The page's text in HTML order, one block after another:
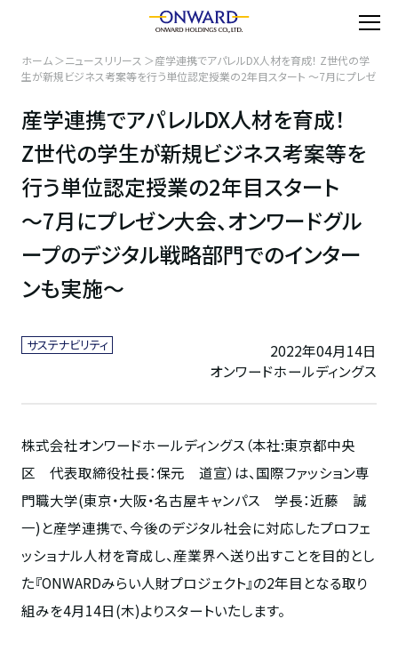
ホーム ニュースリリース
産学連携でアパレルDX人材を育成！ Z世代の学
生が新規ビジネス考案等を行う単位認定授業の2年目スタート 〜7月にプレゼ
産学連携でアパレルDX人材を育成！
Z世代の学生が新規ビジネス考案等を
行う単位認定授業の2年目スタート
〜7月にプレゼン大会、オンワードグル
ープのデジタル戦略部門でのインター
ンも実施〜
サステナビリティ
2022年04月14日
オンワードホールディングス
株式会社オンワードホールディングス（本社:東京都中央
区 代表取締役社長：保元 道宣）は、国際ファッション専
門職大学(東京・大阪・名古屋キャンパス 学長：近藤 誠
一)と産学連携で、今後のデジタル社会に対応したプロフェ
ッショナル人材を育成し、産業界へ送り出すことを目的とし
た『ONWARDみらい人財プロジェクト』の2年目となる取り
組みを4月14日(木)よりスタートいたします。